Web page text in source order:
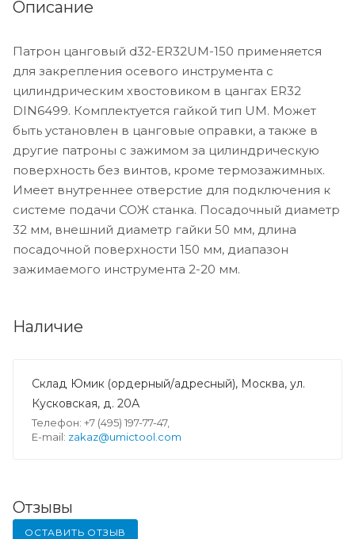
Описание
Патрон цанговый d32-ER32UM-150 применяется
для закрепления осевого инструмента с
цилиндрическим хвостовиком в цангах ER32
DIN6499. Комплектуется гайкой тип UM. Может
быть установлен в цанговые оправки, а также в
другие патроны с зажимом за цилиндрическую
поверхность без винтов, кроме термозажимных.
Имеет внутреннее отверстие для подключения к
системе подачи СОЖ станка. Посадочный диаметр
32 мм, внешний диаметр гайки 50 мм, длина
посадочной поверхности 150 мм, диапазон
зажимаемого инструмента 2-20 мм.
Наличие
Склад Юмик (ордерный/адресный), Москва, ул.
Кусковская, д. 20А
Телефон: +7 (495) 197-77-47,
E-mail: zakaz@umictool.com
Отзывы
ОСТАВИТЬ ОТЗЫВ